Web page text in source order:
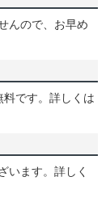
んので、お早め
です。詳しくは
います。詳しく